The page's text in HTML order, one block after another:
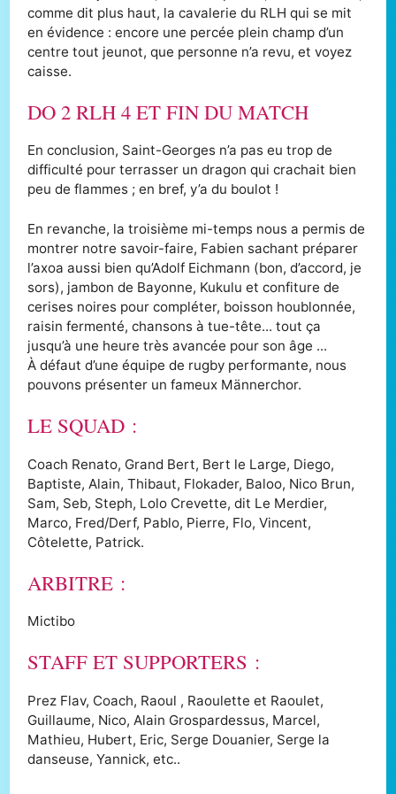
comme dit plus haut, la cavalerie du RLH qui se mit
en évidence : encore une percée plein champ d’un
centre tout jeunot, que personne n’a revu, et voyez
caisse.
DO 2 RLH 4 ET FIN DU MATCH
En conclusion, Saint-Georges n’a pas eu trop de
difficulté pour terrasser un dragon qui crachait bien
peu de flammes ; en bref, y’a du boulot !
En revanche, la troisième mi-temps nous a permis de
montrer notre savoir-faire, Fabien sachant préparer
l’axoa aussi bien qu’Adolf Eichmann (bon, d’accord, je
sors), jambon de Bayonne, Kukulu et confiture de
cerises noires pour compléter, boisson houblonnée,
raisin fermenté, chansons à tue-tête... tout ça
jusqu’à une heure très avancée pour son âge ...
À défaut d’une équipe de rugby performante, nous
pouvons présenter un fameux Männerchor.
LE SQUAD :
Coach Renato, Grand Bert, Bert le Large, Diego,
Baptiste, Alain, Thibaut, Flokader, Baloo, Nico Brun,
Sam, Seb, Steph, Lolo Crevette, dit Le Merdier,
Marco, Fred/Derf, Pablo, Pierre, Flo, Vincent,
Côtelette, Patrick.
ARBITRE :
Mictibo
STAFF ET SUPPORTERS :
Prez Flav, Coach, Raoul , Raoulette et Raoulet,
Guillaume, Nico, Alain Grospardessus, Marcel,
Mathieu, Hubert, Eric, Serge Douanier, Serge la
danseuse, Yannick, etc..